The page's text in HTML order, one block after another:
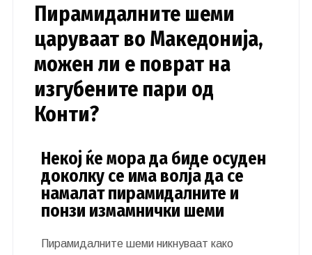
Пирамидалните шеми
царуваат во Македонија,
можен ли е поврат на
изгубените пари од
Конти?
Некој ќе мора да биде осуден
доколку се има волја да се
намалат пирамидалните и
понзи измамнички шеми
Пирамидалните шеми никнуваат како